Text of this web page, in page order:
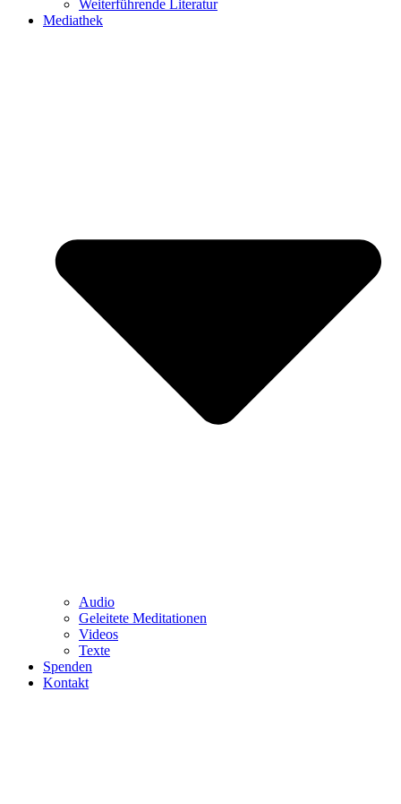
Weiterführende Literatur
Mediathek
Audio
Geleitete Meditationen
Videos
Texte
Spenden
Kontakt